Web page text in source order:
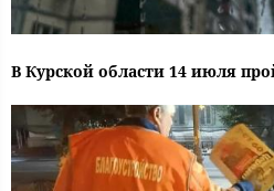
В Курской области 14 июля